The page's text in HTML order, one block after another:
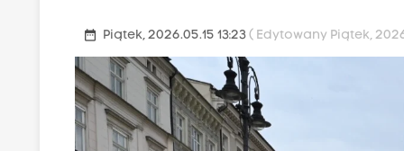
date_range Piątek, 2026.05.15 13:23( Edytowany Piątek,